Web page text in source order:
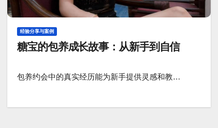
经验分享与案例
糖宝的包养成长故事：从新手到自信
包养约会中的真实经历能为新手提供灵感和教…